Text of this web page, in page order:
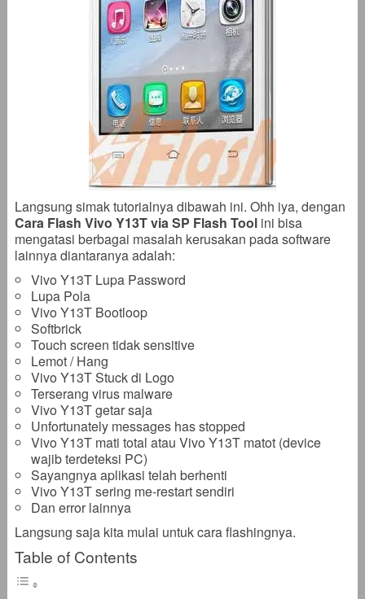
Langsung simak tutorialnya dibawah ini. Ohh iya, dengan
Cara Flash Vivo Y13T via SP Flash Toolini bisa
mengatasi berbagai masalah kerusakan pada software
lainnya diantaranya adalah:
Vivo Y13T Lupa Password
Lupa Pola
Vivo Y13T Bootloop
Softbrick
Touch screen tidak sensitive
Lemot / Hang
Vivo Y13T Stuck di Logo
Terserang virus malware
Vivo Y13T getar saja
Unfortunately messages has stopped
Vivo Y13T mati total atau Vivo Y13T matot (device
wajib terdeteksi PC)
Sayangnya aplikasi telah berhenti
Vivo Y13T sering me-restart sendiri
Dan error lainnya
Langsung saja kita mulai untuk cara flashingnya.
Table of Contents